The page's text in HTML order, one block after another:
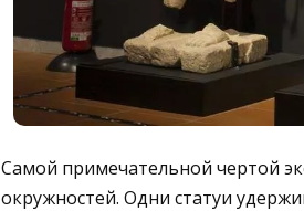
Самой примечательной чертой
окружностей. Одни статуи